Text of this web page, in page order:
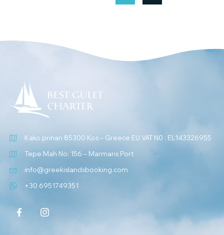
Kako prinari 85300 Kos – Greece EU VAT N0 : EL143326955
Tepe Mah No: 156 – Marmaris Port
info@greekislandsbooking.com
+30 6951749351